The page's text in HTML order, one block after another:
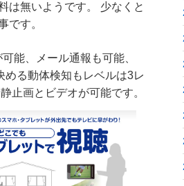
は無いようです。 少なくと
です。
可能、メール通報も可能、
る動体検知もレベルは3レ
静止画とビデオが可能です。